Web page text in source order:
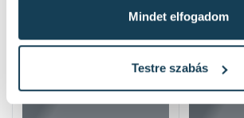
Mindet elfogadom
Testre szabás